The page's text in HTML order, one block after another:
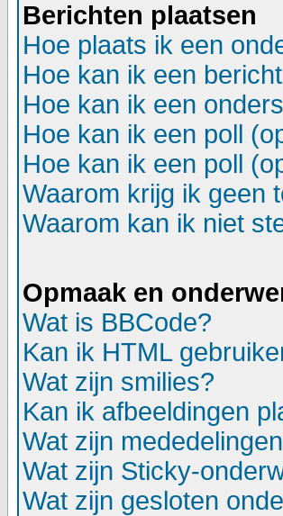
Berichten plaatsen
Hoe plaats ik een
Hoe kan ik een
Hoe kan ik een
Hoe kan ik een poll
Hoe kan ik een poll
Waarom krijg ik geen
Waarom kan ik niet
Opmaak en
Wat is BBCode?
Kan ik HTML
Wat zijn smilies?
Kan ik afbeeldingen
Wat zijn
Wat zijn Sticky-
Wat zijn gesloten